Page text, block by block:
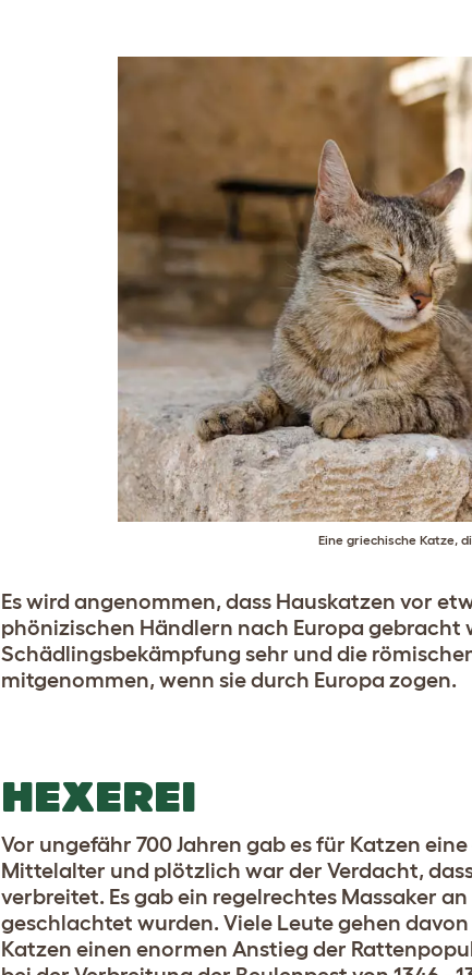
Eine griechische Katze,
Es wird angenommen, dass Hauskatzen vor
phönizischen Händlern nach Europa
Schädlingsbekämpfung sehr und die
mitgenommen, wenn sie durch Europa zogen.
HEXEREI
Vor ungefähr 700 Jahren gab es für Katzen
Mittelalter und plötzlich war der Verdacht,
verbreitet. Es gab ein regelrechtes Massaker
geschlachtet wurden. Viele Leute gehen
Katzen einen enormen Anstieg der